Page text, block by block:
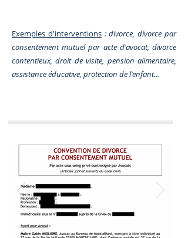
Exemples d'interventions: divorce, divorce par
consentement mutuel par acte d'avocat, divorce
contentieux, droit de visite, pension alimentaire,
assistance éducative, protection de l'enfant...